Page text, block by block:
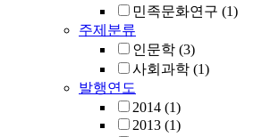
민족문화연구 (1)
주제분류
인문학 (3)
사회과학 (1)
발행연도
2014 (1)
2013 (1)